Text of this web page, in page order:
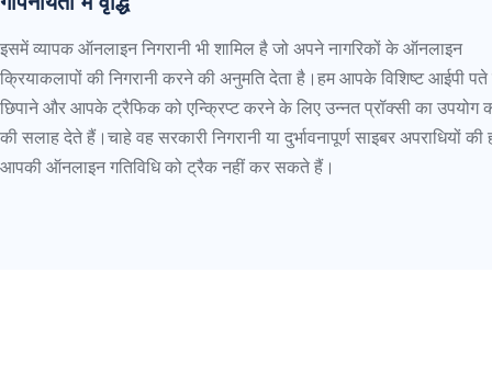
इसमें व्यापक ऑनलाइन निगरानी भी शामिल है जो अपने नागरिकों के ऑनलाइन
क्रियाकलापों की निगरानी करने की अनुमति देता है।हम आपके विशिष्ट आईपी पते
छिपाने और आपके ट्रैफिक को एन्क्रिप्ट करने के लिए उन्नत प्रॉक्सी का उपयोग
की सलाह देते हैं।चाहे वह सरकारी निगरानी या दुर्भावनापूर्ण साइबर अपराधियों की
आपकी ऑनलाइन गतिविधि को ट्रैक नहीं कर सकते हैं।